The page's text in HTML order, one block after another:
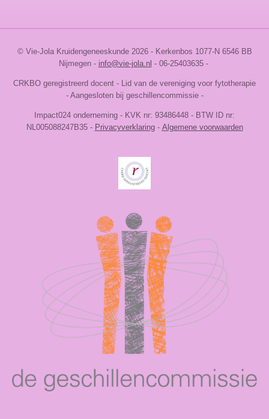
© Vie-Jola Kruidengeneeskunde 2026 - Kerkenbos 1077-N 6546 BB
Nijmegen- info@vie-jola.nl - 06-25403635 -
CRKBO geregistreerd docent - Lid van de vereniging voor fytotherapie
- Aangesloten bij geschillencommissie -
Impact024 onderneming - KVK nr: 93486448 - BTW ID nr:
NL005088247B35 - Privacyverklaring- Algemene voorwaarden